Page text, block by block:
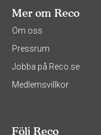
Mer om Reco
Om oss
Pressrum
Jobba på Reco.se
Medlemsvillkor
Följ Reco